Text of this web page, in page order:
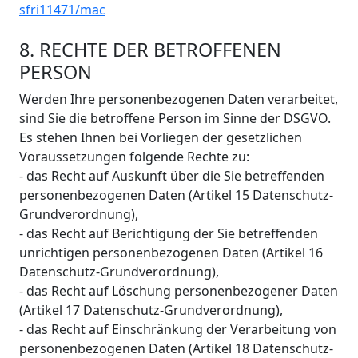
sfri11471/mac
8. RECHTE DER BETROFFENEN
PERSON
Werden Ihre personenbezogenen Daten verarbeitet,
sind Sie die betroffene Person im Sinne der DSGVO.
Es stehen Ihnen bei Vorliegen der gesetzlichen
Voraussetzungen folgende Rechte zu:
- das Recht auf Auskunft über die Sie betreffenden
personenbezogenen Daten (Artikel 15 Datenschutz-
Grundverordnung),
- das Recht auf Berichtigung der Sie betreffenden
unrichtigen personenbezogenen Daten (Artikel 16
Datenschutz-Grundverordnung),
- das Recht auf Löschung personenbezogener Daten
(Artikel 17 Datenschutz-Grundverordnung),
- das Recht auf Einschränkung der Verarbeitung von
personenbezogenen Daten (Artikel 18 Datenschutz-